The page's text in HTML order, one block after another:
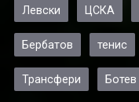
Левски ЦСКА
Бербатов тенис
Трансфери Ботев